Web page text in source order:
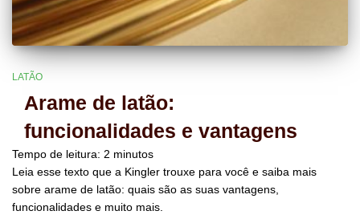
LATÃO
Arame de latão:
funcionalidades e vantagens
Tempo de leitura: 2 minutos
Leia esse texto que a Kingler trouxe para você e saiba mais
sobre arame de latão: quais são as suas vantagens,
funcionalidades e muito mais.